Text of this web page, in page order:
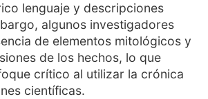
lenguaje y descripciones
algunos investigadores
de elementos mitológicos y
de los hechos, lo que
crítico al utilizar la crónica
científicas.